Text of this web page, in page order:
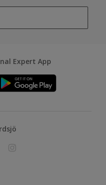
Expert App